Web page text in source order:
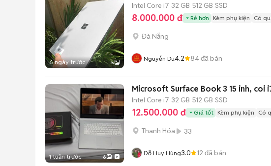
6 ngày trước 5
Intel Core i7 32 GB 512 GB SSD
8.000.000 đ Rẻ hơn Kèm phụ kiện Có
Đà Nẵng
Nguyễn Du4.2 84đã bán
1 tuần trước 6
Microsoft Surface Book 3 15 inh, coi
Intel Core i7 32 GB 512 GB SSD
12.500.000 đ Giá tốt Kèm phụ kiện Có
Thanh Hóa 33
Đỗ Huy Hùng3.0 12 đã bán